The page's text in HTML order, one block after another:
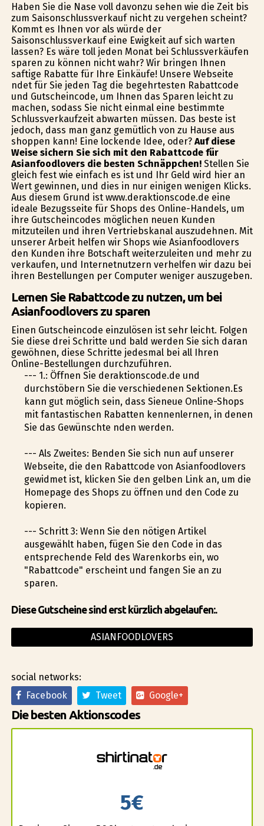
Haben Sie die Nase voll davonzu sehen wie die Zeit bis
zum Saisonschlussverkauf nicht zu vergehen scheint?
Kommt es Ihnen vor als würde der
Saisonschlussverkauf eine Ewigkeit auf sich warten
lassen? Es wäre toll jeden Monat bei Schlussverkäufen
sparen zu können nicht wahr? Wir bringen Ihnen
saftige Rabatte für Ihre Einkäufe! Unsere Webseite
findet für Sie jeden Tag die begehrtesten Rabattcode
und Gutscheincode, um Ihnen das Sparen leicht zu
machen, sodass Sie nicht einmal eine bestimmte
Schlussverkaufzeit abwarten müssen. Das beste ist
jedoch, dass man ganz gemütlich von zu Hause aus
shoppen kann! Eine lockende Idee, oder? Auf diese
Weise sichern Sie sich mit den Rabattcode für
Asianfoodlovers die besten Schnäppchen!Stellen Sie
gleich fest wie einfach es ist und Ihr Geld wird hier an
Wert gewinnen, und dies in nur einigen wenigen Klicks.
Aus diesem Grund ist www.deraktionscode.de eine
ideale Bezugsseite für Shops des Online-Handels, um
ihre Gutscheincodes möglichen neuen Kunden
mitzuteilen und ihren Vertriebskanal auszudehnen. Mit
unserer Arbeit helfen wir Shops wie Asianfoodlovers
den Kunden ihre Botschaft weiterzuleiten und mehr zu
verkaufen, und Internetnutzern verhelfen wir dazu bei
ihren Bestellungen per Computer weniger auszugeben.
Lernen Sie Rabattcode zu nutzen, um bei
Asianfoodlovers zu sparen
Einen Gutscheincode einzulösen ist sehr leicht. Folgen
Sie diese drei Schritte und bald werden Sie sich daran
gewöhnen, diese Schritte jedesmal bei all Ihren
Online-Bestellungen durchzuführen.
--- 1.: Öffnen Sie deraktionscode.de und
durchstöbern Sie die verschiedenen Sektionen.Es
kann gut möglich sein, dass Sieneue Online-Shops
mit fantastischen Rabatten kennenlernen, in denen
Sie das Gewünschte finden werden.
--- Als Zweites: Befinden Sie sich nun auf unserer
Webseite, die den Rabattcode von Asianfoodlovers
gewidmet ist, klicken Sie den gelben Link an, um die
Homepage des Shops zu öffnen und den Code zu
kopieren.
--- Schritt 3: Wenn Sie den nötigen Artikel
ausgewählt haben, fügen Sie den Code in das
entsprechende Feld des Warenkorbs ein, wo
"Rabattcode" erscheint und fangen Sie an zu
sparen.
Diese Gutscheine sind erst kürzlich abgelaufen:.
ASIANFOODLOVERS
social networks:
Facebook
Tweet Google+
Die besten Aktionscodes
5€